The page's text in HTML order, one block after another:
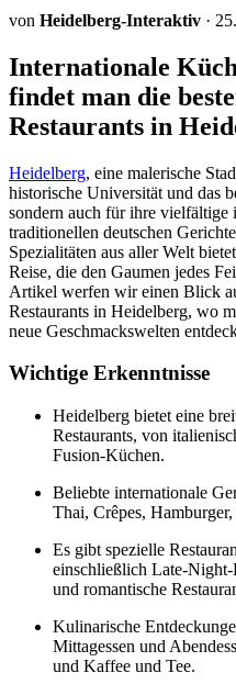
von Heidelberg-Interaktiv ·
Internationale
findet man die
Restaurants in
Heidelberg, eine malerische
historische Universität und das
sondern auch für ihre vielfältige
traditionellen deutschen
Spezialitäten aus aller Welt
Reise, die den Gaumen jedes
Artikel werfen wir einen Blick
Restaurants in Heidelberg, wo
neue Geschmackswelten
Wichtige Erkenntnisse
Heidelberg bietet eine
Restaurants, von
Fusion-Küchen.
Beliebte internationale
Thai, Crêpes,
Es gibt spezielle
einschließlich Late-Night-
und romantische
Kulinarische
Mittagessen und
und Kaffee und Tee.